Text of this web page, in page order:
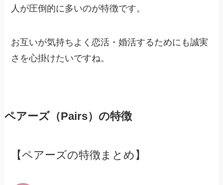
人が圧倒的に多いのが特徴です。
お互いが気持ちよく恋活・婚活するためにも誠実
さを心掛けたいですね。
ペアーズ（Pairs）の特徴
【ペアーズの特徴まとめ】